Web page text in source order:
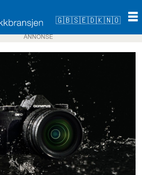
🇬🇧🇸🇪🇩🇰🇳🇴
ANNONSE